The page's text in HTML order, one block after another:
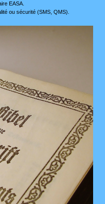
EASA.
ou sécurité (SMS, QMS).